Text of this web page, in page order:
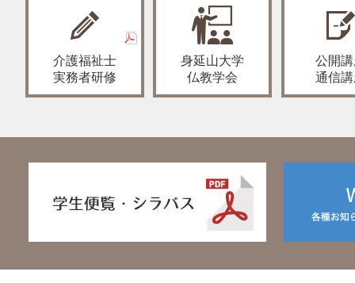
介護福祉士
実務者研修
身延山大学
仏教学会
公開
通信